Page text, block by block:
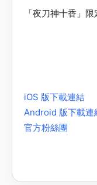
「夜刀神十香」
iOS 版下載連結
Android 版下載連
官方粉絲團